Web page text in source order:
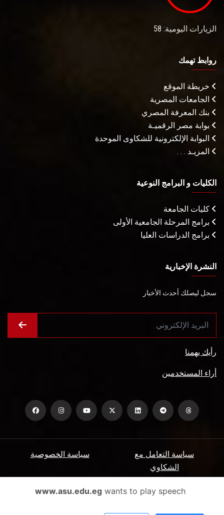
الزيارات اليومية: 58
روابط تهمك
خريطة الموقع
الجامعات المصرية
بنك المعرفة المصري
بوابة مصر الرقميـة
البوابة الإلكترونية للشكاوى الموحدة
المزيـد . . .
الكليات و البرامج النوعية
كليات الجامعة
برامج المرحلة الجامعية الأولى
برامج الدراسات العليا
النشرة الإخبارية
سجل ليصلك أحدث الأخبار
رأيك يهمنا
أراء المستخدمين
سياسة الخصوصية
سياسة التعامل مع
الشكاوي
الأسئلة الشائعة ميثاق المتعاملين www.asu.edu.egwants to play speech